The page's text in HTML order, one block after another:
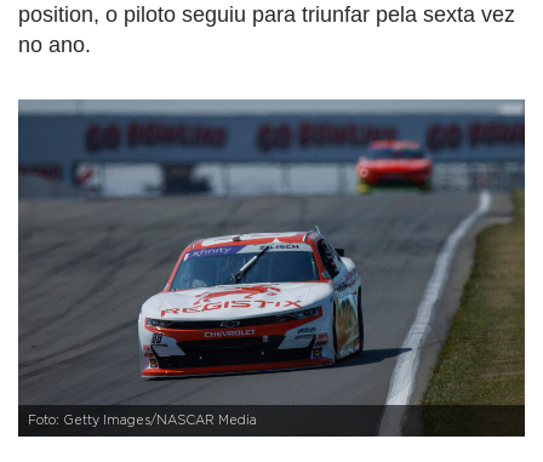
position, o piloto seguiu para triunfar pela sexta vez
no ano.
Foto: Getty Images/NASCAR Media